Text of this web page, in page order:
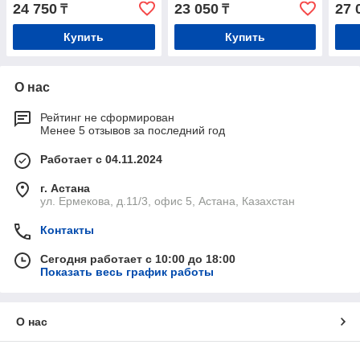
24 750 ₸
Купить
23 050₸
Купить
27
О нас
Рейтинг не сформирован
Менее 5 отзывов за последний год
Работает с 04.11.2024
г. Астана
ул. Ермекова, д.11/3, офис 5, Астана, Казахстан
Контакты
Сегодня работает с 10:00 до 18:00
Показать весь график работы
О нас